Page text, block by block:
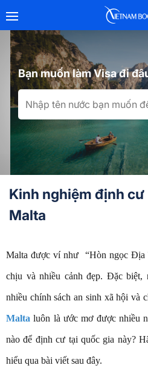
Bạn muốn làm Visa đi
Kinh nghiệm định cư
Malta
Malta được ví như “Hòn ngọc Địa
chịu và nhiều cảnh đẹp. Đặc biệt,
nhiều chính sách an sinh xã hội và
Malta luôn là ước mơ được nhiều
nào để định cư tại quốc gia này?
hiểu qua bài viết sau đây.